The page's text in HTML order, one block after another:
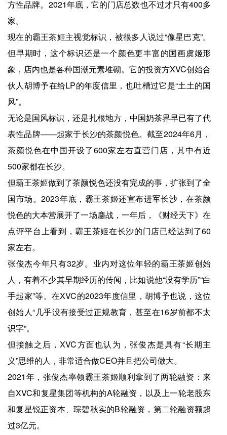
方性品牌。2021年底，它的门店总数也不过才只有400多
家。
现在的霸王茶姬主视觉标识，被很多人说过“像星巴克”。
但早期时，这个标识还是一个颜色更丰富的国画虞姬形
象，店内也是各种国潮元素堆砌。它的投资方XVC创始合
伙人胡博予在给LP的年度信里，也吐槽过它是“土土的国
风”。
无论是国风标识，还是扎根地方，中国奶茶界早已有了代
表性品牌——起家于长沙的茶颜悦色。截至2024年6月，
茶颜悦色在中国开设了600家左右直营门店，其中有近
500家都在长沙。
但霸王茶姬做到了茶颜悦色还没有完成的事，扩张到了全
国市场。2023年底，霸王茶姬还宣布进军长沙，在茶颜
悦色的大本营展开了一场鏖战，一年后，《财经天下》在
点评平台上看到，霸王茶姬在长沙的门店已经达到了60
家左右。
张俊杰今年只有32岁。业内对这位年轻的霸王茶姬创始
人，有着不少其早期经历的传闻，比如说他“没有学历”“白
手起家”等。在XVC的2023年度信里，胡博予也说，这位
创始人“几乎没有接受过正规教育，甚至在16岁前都不太
识字”。
但接触之后，XVC方面也认为，张俊杰是具有“长期主
义”思维的人，非常适合做CEO并且把公司做大。
2021年，张俊杰率领霸王茶姬顺利拿到了两轮融资：来
自XVC和复星集团等机构的A轮融资，以及上一轮老股东
和复星锐正资本、琮碧秋实的B轮融资，第二轮融资额超
过3亿元。